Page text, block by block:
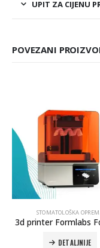
UPIT ZA CIJENU
POVEZANI
STOMATOLOŠKA
3d printer Formlabs
DETALJNIJE